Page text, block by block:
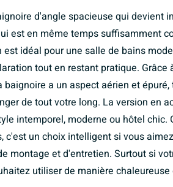
d'angle spacieuse qui devient
est en même temps suffisamment
est idéal pour une salle de bains
tout en restant pratique. Grâce
a un aspect aérien et
de tout votre long. La version en
intemporel, moderne ou hôtel chic.
c'est un choix intelligent si vous
montage et d'entretien. Surtout si
utiliser de manière